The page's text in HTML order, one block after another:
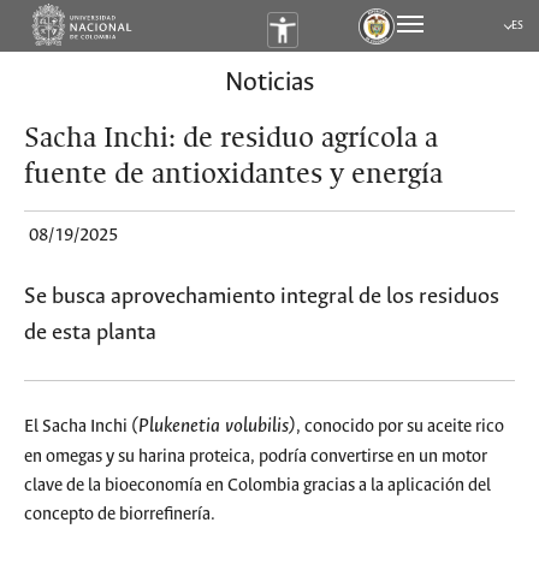
ES
Noticias
Sacha Inchi: de residuo agrícola a
fuente de antioxidantes y energía
08/19/2025
Se busca aprovechamiento integral de los residuos
de esta planta
El Sacha Inchi (Plukenetia volubilis), conocido por su aceite rico
en omegas y su harina proteica, podría convertirse en un motor
clave de la bioeconomía en Colombia gracias a la aplicación del
concepto de biorrefinería.